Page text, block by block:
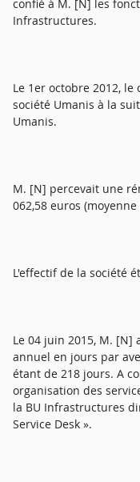
confié à M. [N] les
Infrastructures.
Le 1er octobre 2012,
société Umanis à la
Umanis.
M. [N] percevait une
062,58 euros
L'effectif de la société
Le 04 juin 2015, M.
annuel en jours par
étant de 218 jours. A
organisation des
la BU Infrastructures
Service Desk ».